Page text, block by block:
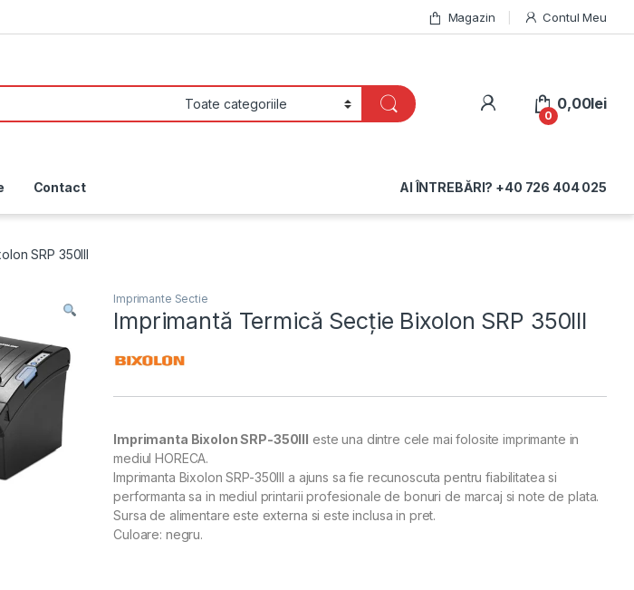
Magazin Contul Meu
My Account
0
0,00lei
Contact AI ÎNTREBĂRI? +40 726 404 025
SRP 350III
Imprimante Sectie
Imprimantă Termică Secție Bixolon SRP 350III
Imprimanta Bixolon SRP-350III este una dintre cele mai folosite imprimante in
mediul HORECA.
Imprimanta Bixolon SRP-350III a ajuns sa fie recunoscuta pentru fiabilitatea si
performanta sa in mediul printarii profesionale de bonuri de marcaj si note de plata.
Sursa de alimentare este externa si este inclusa in pret.
Culoare: negru.